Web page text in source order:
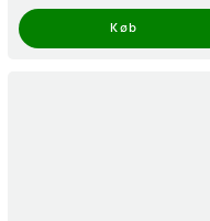
Køb